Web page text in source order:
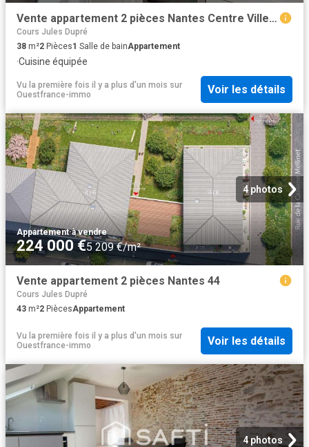
Vente appartement 2 pièces Nantes Centre Ville 44
Cours Jules Dupré
38 m²2 Pièces1 Salle de bainAppartement
·Cuisine équipée
Vu la première fois il y a plus d'un mois sur
Ouestfrance-immo
Voir les détails
4 photos
Appartement·à vendre
224 000 €5 209 €/m²
Vente appartement 2 pièces Nantes 44
Cours Jules Dupré
43 m²2 PiècesAppartement
Vu la première fois il y a plus d'un mois sur
Ouestfrance-immo
Voir les détails
4 photos